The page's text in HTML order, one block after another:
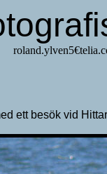
ett besök vid